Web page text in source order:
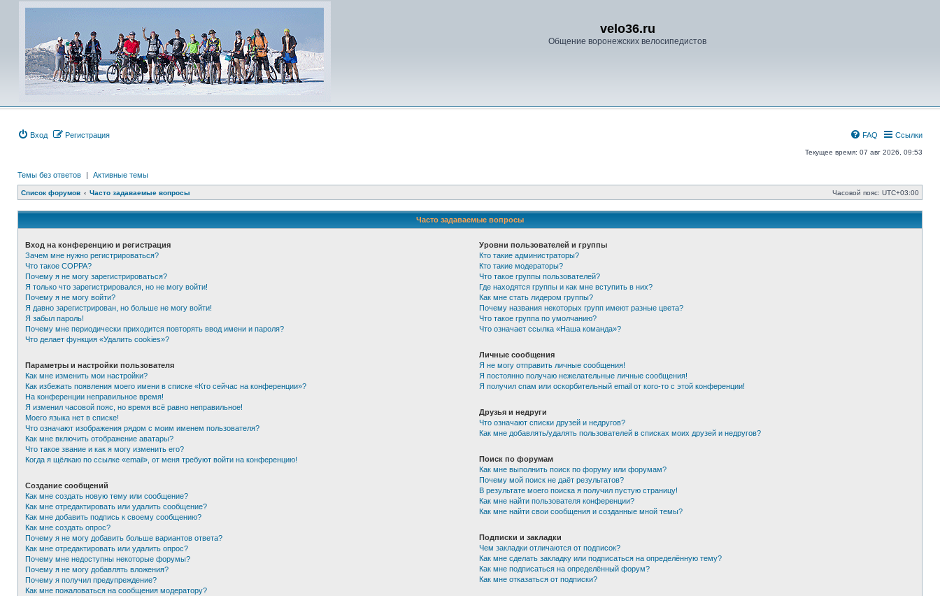
velo36.ru
Общение воронежских велосипедистов
Вход Регистрация Ссылки
FAQ
Текущее время: 07 авг 2026, 09:53
Темы без ответов | Активные темы
Список форумов Часто задаваемые вопросы Часовой пояс: UTC+03:00
Часто задаваемые вопросы
Вход на конференцию и регистрация
Зачем мне нужно регистрироваться?
Что такое COPPA?
Почему я не могу зарегистрироваться?
Я только что зарегистрировался, но не могу войти!
Почему я не могу войти?
Я давно зарегистрирован, но больше не могу войти!
Я забыл пароль!
Почему мне периодически приходится повторять ввод имени и пароля?
Что делает функция «Удалить cookies»?
Параметры и настройки пользователя
Как мне изменить мои настройки?
Как избежать появления моего имени в списке «Кто сейчас на конференции»?
На конференции неправильное время!
Я изменил часовой пояс, но время всё равно неправильное!
Моего языка нет в списке!
Что означают изображения рядом с моим именем пользователя?
Как мне включить отображение аватары?
Что такое звание и как я могу изменить его?
Когда я щёлкаю по ссылке «email», от меня требуют войти на конференцию!
Создание сообщений
Как мне создать новую тему или сообщение?
Как мне отредактировать или удалить сообщение?
Как мне добавить подпись к своему сообщению?
Как мне создать опрос?
Почему я не могу добавить больше вариантов ответа?
Как мне отредактировать или удалить опрос?
Почему мне недоступны некоторые форумы?
Почему я не могу добавлять вложения?
Почему я получил предупреждение?
Как мне пожаловаться на сообщения модератору?
Уровни пользователей и группы
Кто такие администраторы?
Кто такие модераторы?
Что такое группы пользователей?
Где находятся группы и как мне вступить в них?
Как мне стать лидером группы?
Почему названия некоторых групп имеют разные цвета?
Что такое группа по умолчанию?
Что означает ссылка «Наша команда»?
Личные сообщения
Я не могу отправить личные сообщения!
Я постоянно получаю нежелательные личные сообщения!
Я получил спам или оскорбительный email от кого-то с этой конференции!
Друзья и недруги
Что означают списки друзей и недругов?
Как мне добавлять/удалять пользователей в списках моих друзей и недругов?
Поиск по форумам
Как мне выполнить поиск по форуму или форумам?
Почему мой поиск не даёт результатов?
В результате моего поиска я получил пустую страницу!
Как мне найти пользователя конференции?
Как мне найти свои сообщения и созданные мной темы?
Подписки и закладки
Чем закладки отличаются от подписок?
Как мне сделать закладку или подписаться на определённую тему?
Как мне подписаться на определённый форум?
Как мне отказаться от подписки?